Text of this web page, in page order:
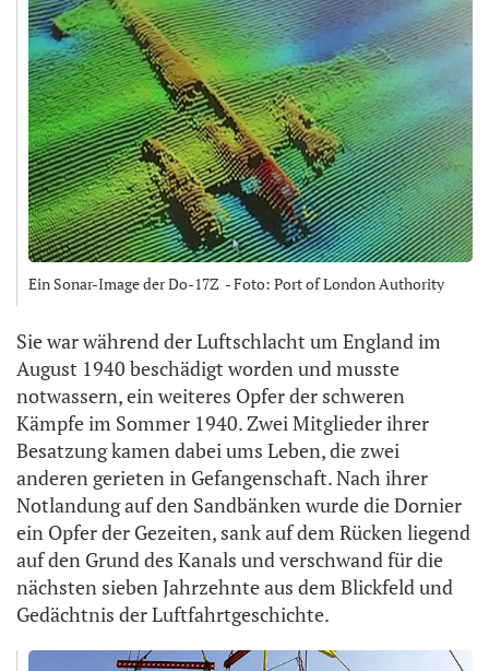
Ein Sonar-Image der Do-17Z - Foto: Port of London Authority
Sie war während der Luftschlacht um England im
August 1940 beschädigt worden und musste
notwassern, ein weiteres Opfer der schweren
Kämpfe im Sommer 1940. Zwei Mitglieder ihrer
Besatzung kamen dabei ums Leben, die zwei
anderen gerieten in Gefangenschaft. Nach ihrer
Notlandung auf den Sandbänken wurde die Dornier
ein Opfer der Gezeiten, sank auf dem Rücken liegend
auf den Grund des Kanals und verschwand für die
nächsten sieben Jahrzehnte aus dem Blickfeld und
Gedächtnis der Luftfahrtgeschichte.